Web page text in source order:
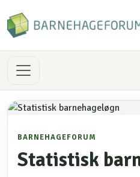
BARNEHAGEFORUM
Statistisk